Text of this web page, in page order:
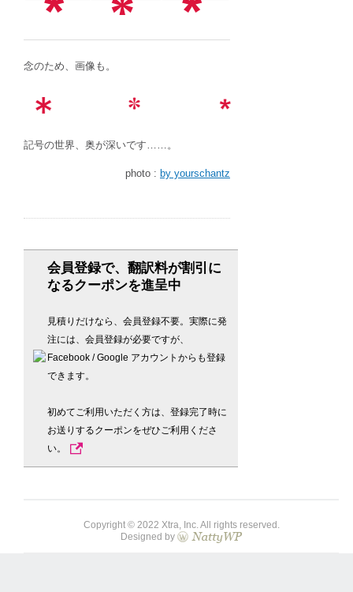
* * *
念のため、画像も。
記号の世界、奥が深いです……。
photo : by yourschantz
会員登録で、翻訳料が割引に
なるクーポンを進呈中
見積りだけなら、会員登録不要。実際に発
注には、会員登録が必要ですが、
Facebook / Google アカウントからも登録
できます。
初めてご利用いただく方は、登録完了時に
お送りするクーポンをぜひご利用くださ
い。
Copyright © 2022 Xtra, Inc. All rights reserved.
Designed by